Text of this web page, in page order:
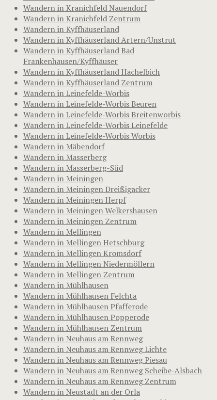
Wandern in Kranichfeld Nauendorf
Wandern in Kranichfeld Zentrum
Wandern in Kyffhäuserland
Wandern in Kyffhäuserland Artern/Unstrut
Wandern in Kyffhäuserland Bad
Frankenhausen/Kyffhäuser
Wandern in Kyffhäuserland Hachelbich
Wandern in Kyffhäuserland Zentrum
Wandern in Leinefelde-Worbis
Wandern in Leinefelde-Worbis Beuren
Wandern in Leinefelde-Worbis Breitenworbis
Wandern in Leinefelde-Worbis Leinefelde
Wandern in Leinefelde-Worbis Worbis
Wandern in Mäbendorf
Wandern in Masserberg
Wandern in Masserberg-Süd
Wandern in Meiningen
Wandern in Meiningen Dreißigacker
Wandern in Meiningen Herpf
Wandern in Meiningen Welkershausen
Wandern in Meiningen Zentrum
Wandern in Mellingen
Wandern in Mellingen Hetschburg
Wandern in Mellingen Kromsdorf
Wandern in Mellingen Niedermöllern
Wandern in Mellingen Zentrum
Wandern in Mühlhausen
Wandern in Mühlhausen Felchta
Wandern in Mühlhausen Pfafferode
Wandern in Mühlhausen Popperode
Wandern in Mühlhausen Zentrum
Wandern in Neuhaus am Rennweg
Wandern in Neuhaus am Rennweg Lichte
Wandern in Neuhaus am Rennweg Piesau
Wandern in Neuhaus am Rennweg Scheibe-Alsbach
Wandern in Neuhaus am Rennweg Zentrum
Wandern in Neustadt an der Orla